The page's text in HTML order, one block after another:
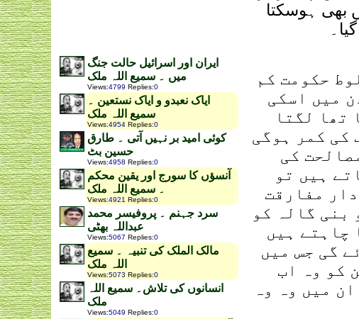
ایران اور اسرائیل حالت جنگ
میں ۔ سمیع اللہ ملک
Views:4799 Replies:0
ایاک نعبدو و ایاک نستعین ۔
سمیع اللہ ملک
Views:4954 Replies:0
کوئی امید بر نہیں آتی ۔ طارق
حسین بٹ
Views:4958 Replies:0
آنسؤں کا سورج اور یقین محکم
۔ سمیع اللہ ملک
Views:4921 Replies:0
سرد جہنم ۔ پروفیسر محمد
عبداللہ بھٹی
Views:5067 Replies:0
مالک الملک کی تنبیہ ۔ سمیع
اللہ ملک
Views:5073 Replies:0
انسانوں کی تلاش۔ سمیع اللہ
ملک
Views:5049 Replies:0
میں بھی ہوسکتا
حکومت کم
میں اسکی
تھا لگتا
کی کمر ہوگی
کی
ہیں تو
مفارقت
بنی گالہ کو
چاہتے ہیں
گی جس میں
کو وہ اب
میں وہ وہ